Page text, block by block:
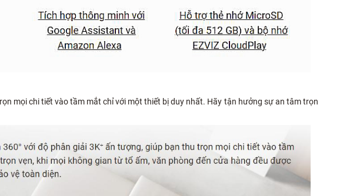
mọi chi tiết vào tầm mắt chỉ với một thiết bị duy nhất. Hãy tận hưởng sự an tâm trọn